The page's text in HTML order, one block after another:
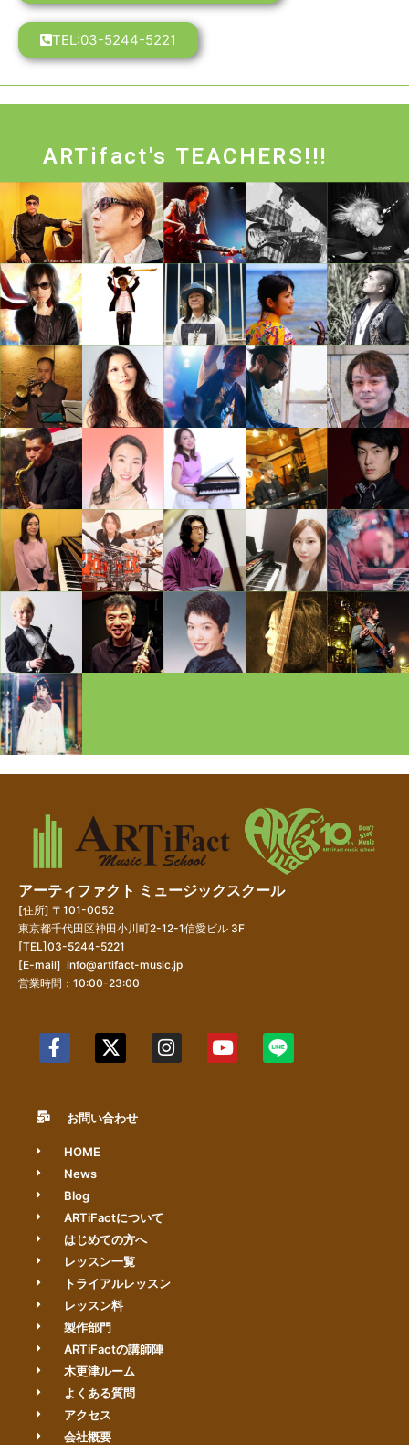
TEL:03-5244-5221
ARTifact's TEACHERS!!!
アーティファクト ミュージックスクール
[住所] 〒101-0052
東京都千代田区神田小川町2-12-1信愛ビル 3F
[TEL]03-5244-5221
[E-mail] info@artifact-music.jp
営業時間：10:00-23:00
お問い合わせ
HOME
News
Blog
ARTiFactについて
はじめての方へ
レッスン一覧
トライアルレッスン
レッスン料
製作部門
ARTiFactの講師陣
木更津ルーム
よくある質問
アクセス
会社概要